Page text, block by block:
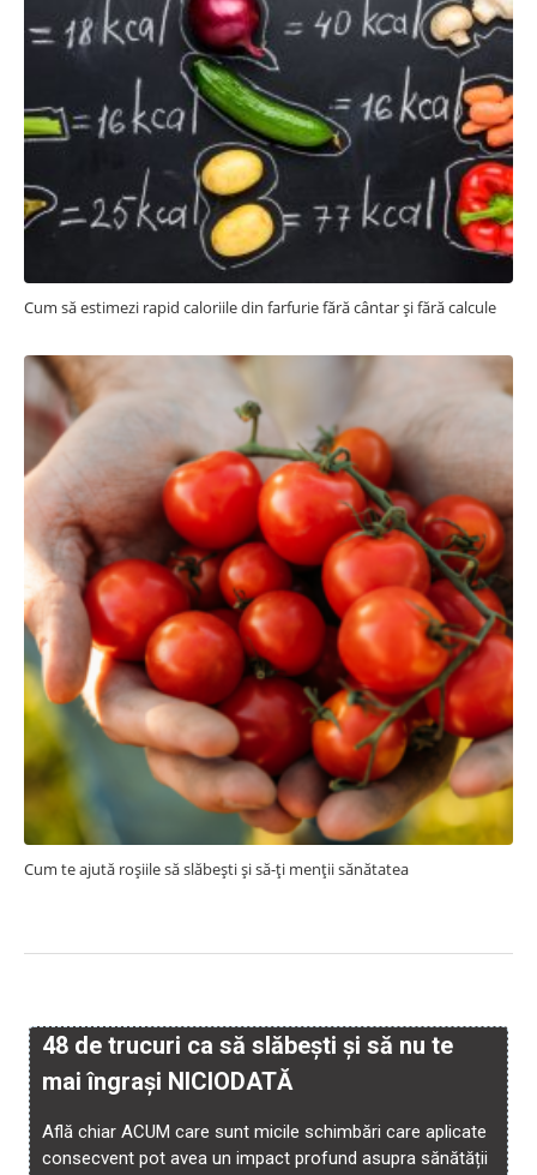
Cum să estimezi rapid caloriile din farfurie fără cântar și fără calcule
Cum te ajută roșiile să slăbești și să-ți menții sănătatea